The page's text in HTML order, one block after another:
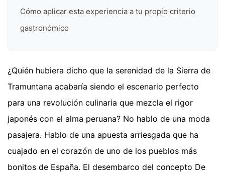
Cómo aplicar esta experiencia a tu propio criterio
gastronómico
¿Quién hubiera dicho que la serenidad de la Sierra de
Tramuntana acabaría siendo el escenario perfecto
para una revolución culinaria que mezcla el rigor
japonés con el alma peruana? No hablo de una moda
pasajera. Hablo de una apuesta arriesgada que ha
cuajado en el corazón de uno de los pueblos más
bonitos de España. El desembarco del concepto De